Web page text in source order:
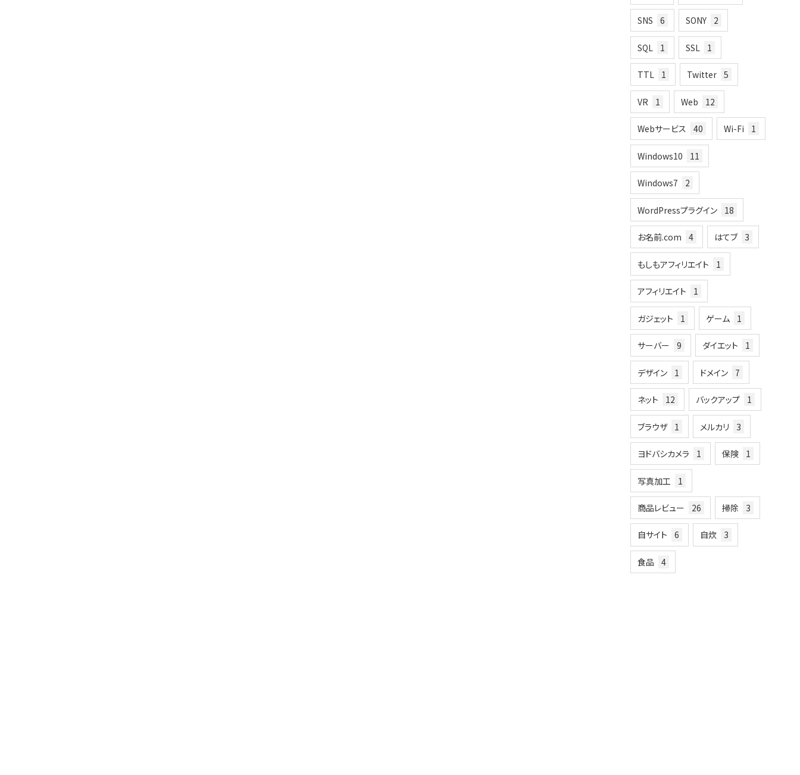
SNS 6 SONY 2
SQL 1 SSL 1
TTL 1 Twitter 5
VR 1 Web 12
Webサービス 40 Wi-Fi 1
Windows10 11
Windows7 2
WordPressプラグイン 18
お名前.com 4 はてブ 3
もしもアフィリエイト 1
アフィリエイト 1
ガジェット 1 ゲーム 1
サーバー 9 ダイエット 1
デザイン 1 ドメイン 7
ネット 12 バックアップ 1
ブラウザ 1 メルカリ 3
ヨドバシカメラ 1 保険 1
写真加工 1
商品レビュー 26 掃除 3
自サイト 6 自炊 3
食品 4